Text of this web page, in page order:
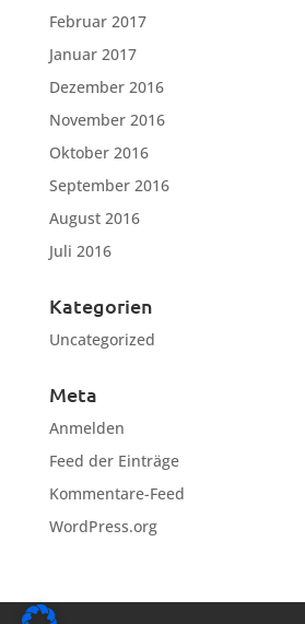
Februar 2017
Januar 2017
Dezember 2016
November 2016
Oktober 2016
September 2016
August 2016
Juli 2016
Kategorien
Uncategorized
Meta
Anmelden
Feed der Einträge
Kommentare-Feed
WordPress.org